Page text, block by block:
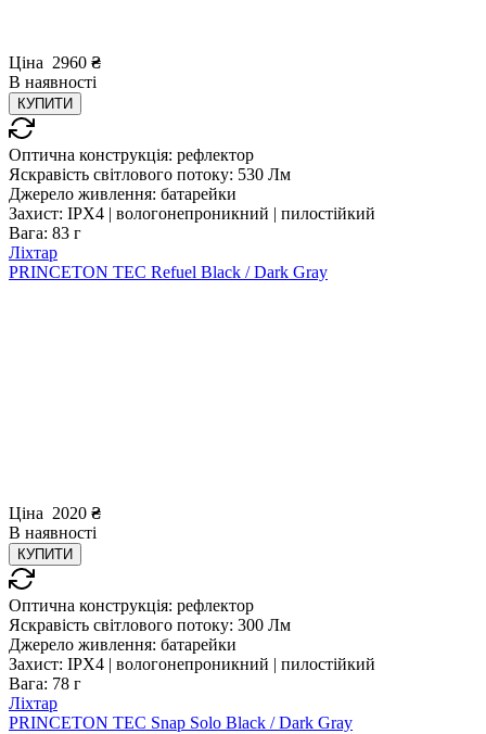
Ціна 2960 ₴
В наявності
КУПИТИ
Оптична конструкція: рефлектор
Яскравість світлового потоку: 530 Лм
Джерело живлення: батарейки
Захист: IPX4 | вологонепроникний | пилостійкий
Вага: 83 г
Ліхтар
PRINCETON TEC Refuel Black / Dark Gray
Ціна 2020 ₴
В наявності
КУПИТИ
Оптична конструкція: рефлектор
Яскравість світлового потоку: 300 Лм
Джерело живлення: батарейки
Захист: IPX4 | вологонепроникний | пилостійкий
Вага: 78 г
Ліхтар
PRINCETON TEC Snap Solo Black / Dark Gray